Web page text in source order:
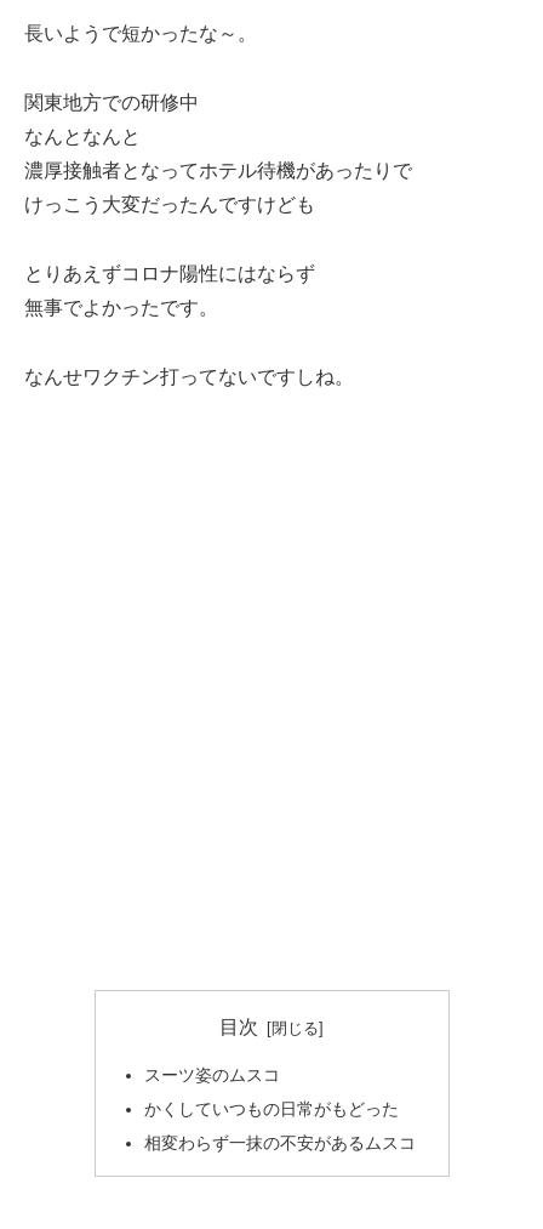
長いようで短かったな～。
関東地方での研修中
なんとなんと
濃厚接触者となってホテル待機があったりで
けっこう大変だったんですけども
とりあえずコロナ陽性にはならず
無事でよかったです。
なんせワクチン打ってないですしね。
目次
スーツ姿のムスコ
かくしていつもの日常がもどった
相変わらず一抹の不安があるムスコ